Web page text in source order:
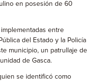
en posesión de 60
entre
del Estado y la Policía
municipio, un patrullaje de
de Gasca.
se identificó como